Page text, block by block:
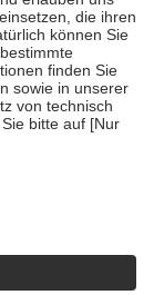
unterstützen,
Lebensjahr
die von der
für die
Bewertungen